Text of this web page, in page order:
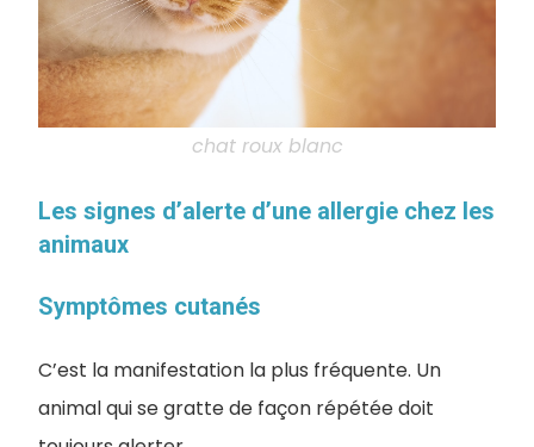
chat roux blanc
Les signes d’alerte d’une allergie chez les
animaux
Symptômes cutanés
C’est la manifestation la plus fréquente. Un
animal qui se gratte de façon répétée doit